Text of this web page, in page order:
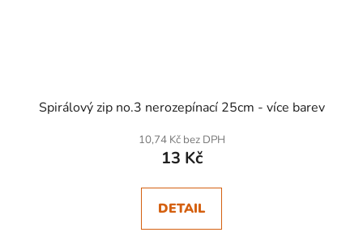
Spirálový zip no.3 nerozepínací 25cm - více barev
10,74 Kč bez DPH
13 Kč
DETAIL